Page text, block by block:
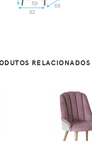
59
82
69
RELACIONADOS